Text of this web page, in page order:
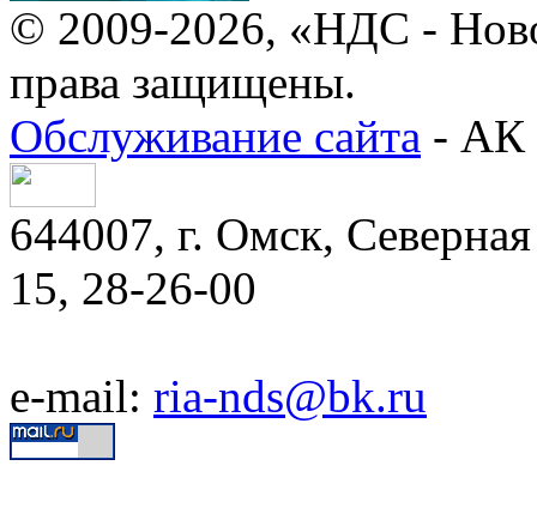
© 2009-2026, «НДС -
права защищены.
Обслуживание сайта - АК
644007, г. Омск,
15, 28-26-00
e-mail: ria-nds@bk.ru